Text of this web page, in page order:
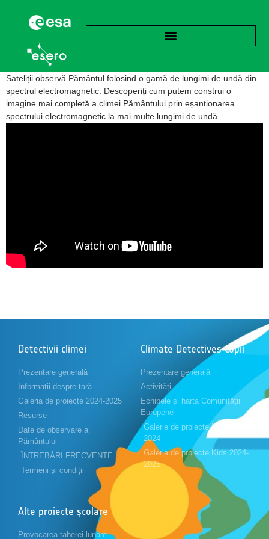
Sateliții observă Pământul folosind o gamă de lungimi de undă din
spectrul electromagnetic. Descoperiți cum putem construi o
imagine mai completă a climei Pământului prin eșantionarea
spectrului electromagnetic la mai multe lungimi de undă.
Detectivii climei
Prezentare generală
Informații despre țară
Galeria de proiecte 2024-2025
Resurse
Date de observare a
Pământului
ÎNTREBĂRI FRECVENTE
Termeni și condiții
Climate Detectives Copii
Prezentare generală
Activități
Echipele și harta Comunității
Europene
Galerie de proiecte Kids 2023-
2024
Galeria de proiecte Kids 2024-
2025
Alte proiecte școlare
Provocarea taberei lunare